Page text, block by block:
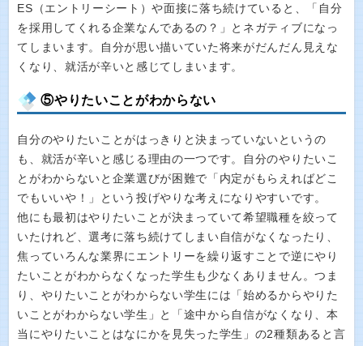
ES（エントリーシート）や面接に落ち続けていると、「自分
を採用してくれる企業なんであるの？」とネガティブになっ
てしまいます。自分が思い描いていた将来がだんだん見えな
くなり、就活が辛いと感じてしまいます。
⑤やりたいことがわからない
自分のやりたいことがはっきりと決まっていないというの
も、就活が辛いと感じる理由の一つです。自分のやりたいこ
とがわからないと企業選びが困難で「内定がもらえればどこ
でもいいや！」という投げやりな考えになりやすいです。
他にも最初はやりたいことが決まっていて希望職種を絞って
いたけれど、選考に落ち続けてしまい自信がなくなったり、
焦っていろんな業界にエントリーを繰り返すことで逆にやり
たいことがわからなくなった学生も少なくありません。つま
り、やりたいことがわからない学生には「始めるからやりた
いことがわからない学生」と「途中から自信がなくなり、本
当にやりたいことはなにかを見失った学生」の2種類あると言